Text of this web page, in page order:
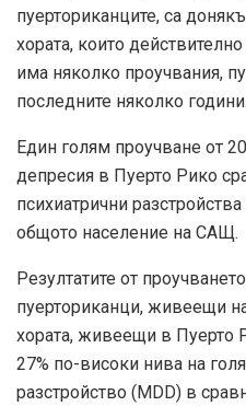
пуерториканците, са
хората, които
има няколко проучвания,
последните няколко години.
Един голям проучване от
депресия в Пуерто Рико
психиатрични
общото население на САЩ.
Резултатите от
пуерториканци, живеещи
хората, живеещи в Пуерто
27% по-високи нива на
разстройство (MDD) в